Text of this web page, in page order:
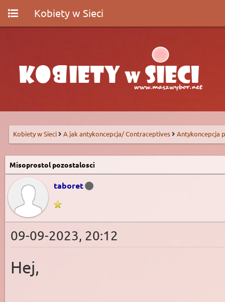
Kobiety w Sieci
Kobiety w Sieci A jak antykoncepcja/ Contraceptives Antykoncepcja
Misoprostol pozostalosci
taboret
09-09-2023, 20:12
Hej,